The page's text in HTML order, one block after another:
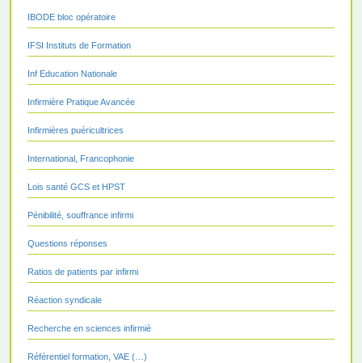
IBODE bloc opératoire
IFSI Instituts de Formation
Inf Education Nationale
Infirmière Pratique Avancée
Infirmières puéricultrices
International, Francophonie
Lois santé GCS et HPST
Pénibilité, souffrance infirmi
Questions réponses
Ratios de patients par infirmi
Réaction syndicale
Recherche en sciences infirmiè
Référentiel formation, VAE (…)